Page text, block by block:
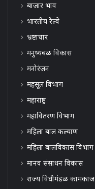
बाजार भाव
भारतीय रेल्वे
भ्रष्टाचार
मनुष्यबळ विकास
मनोरंजन
महसूल विभाग
महाराष्ट्र
महावितरण विभाग
महिला बाल कल्याण
महिला बालविकास विभाग
मानव संसाधन विकास
राज्य विधीमंडळ कामकाज